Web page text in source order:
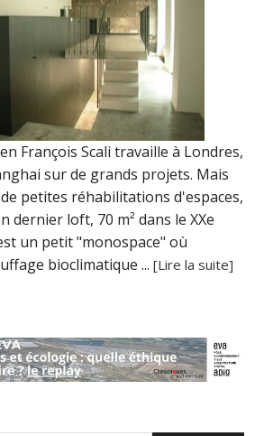
François Scali travaille à Londres,
sur de grands projets. Mais
petites réhabilitations d'espaces,
dernier loft, 70 m² dans le XXe
un petit "monospace" où
bioclimatique ...[Lire la suite]